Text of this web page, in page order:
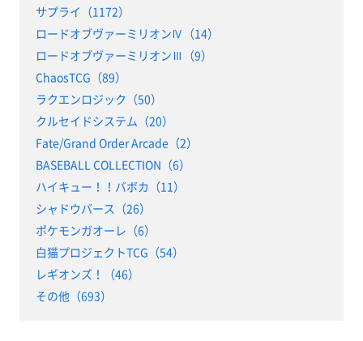
サプライ（1172）
ロードオブヴァーミリオンⅣ（14）
ロードオブヴァーミリオンⅢ（9）
ChaosTCG（89）
ラクエンロジック（50）
クルセイドシステム（20）
Fate/Grand Order Arcade（2）
BASEBALL COLLECTION（6）
ハイキュー！！バボカ（11）
シャドウバース（26）
ポケモンガオーレ（6）
白猫プロジェクトTCG（54）
レギオンズ！（46）
その他（693）